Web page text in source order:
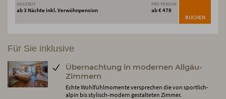
ANGEBOT
ab 3 Nächte inkl. Verwöhnpension
PRO PERSON
ab € 478
BUCHEN
Für Sie inklusive
Übernachtung in modernen Allgäu-
Zimmern
Echte Wohlfühlmomente versprechen die von sportlich-
alpin bis stylisch-modern gestalteten Zimmer.